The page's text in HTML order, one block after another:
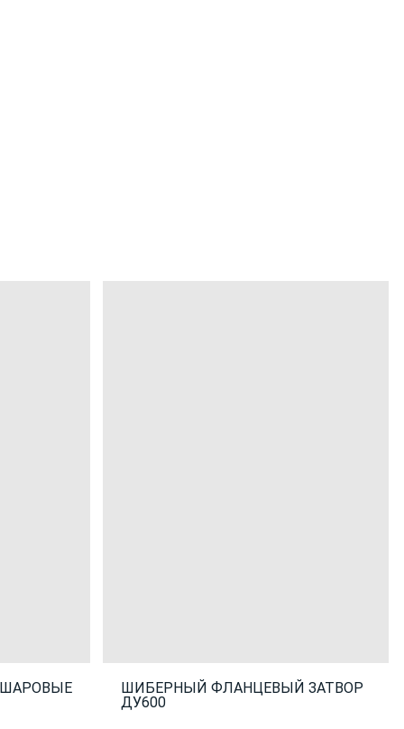
ШИБЕРНЫЙ ФЛАНЦЕВЫЙ ЗАТВОР
ДУ600